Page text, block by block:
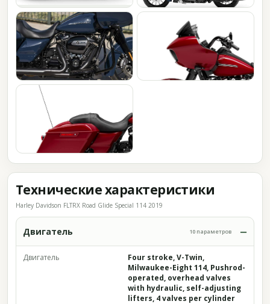
Технические характеристики
Harley Davidson FLTRX Road Glide Special 114 2019
Двигатель 10 параметров
Двигатель
Four stroke, V-Twin,
Milwaukee-Eight 114, Pushrod-
operated, overhead valves
with hydraulic, self-adjusting
lifters, 4 valves per cylinder